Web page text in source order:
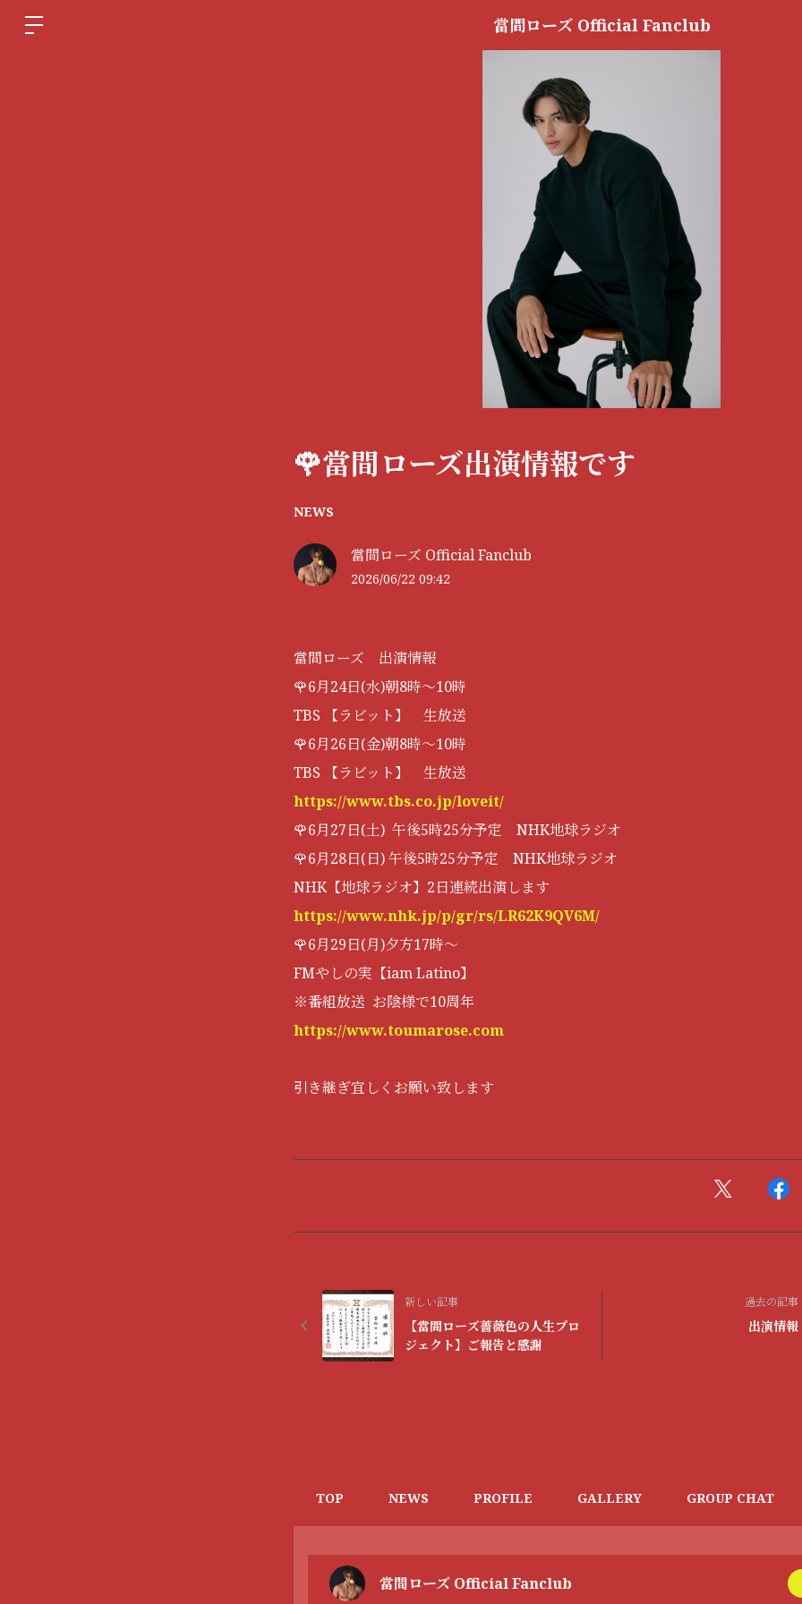
當間ローズ Official Fanclub
🌹當間ローズ出演情報です
NEWS
當間ローズ Official Fanclub
2026/06/22 09:42
當間ローズ 出演情報
🌹6月24日(水)朝8時〜10時
TBS 【ラビット】 生放送
🌹6月26日(金)朝8時〜10時
TBS 【ラビット】 生放送
https://www.tbs.co.jp/loveit/
🌹6月27日(土) 午後5時25分予定 NHK地球ラジオ
🌹6月28日(日) 午後5時25分予定 NHK地球ラジオ
NHK【地球ラジオ】2日連続出演します
https://www.nhk.jp/p/gr/rs/LR62K9QV6M/
🌹6月29日(月)夕方17時〜
FMやしの実【iam Latino】
※番組放送 お陰様で10周年
https://www.toumarose.com
引き継ぎ宜しくお願い致します
新しい記事
【當間ローズ薔薇色の人生プロ
ジェクト】ご報告と感謝
過去の記事
出演情報
TOP NEWS PROFILE GALLERY GROUP CHAT
當間ローズ Official Fanclub